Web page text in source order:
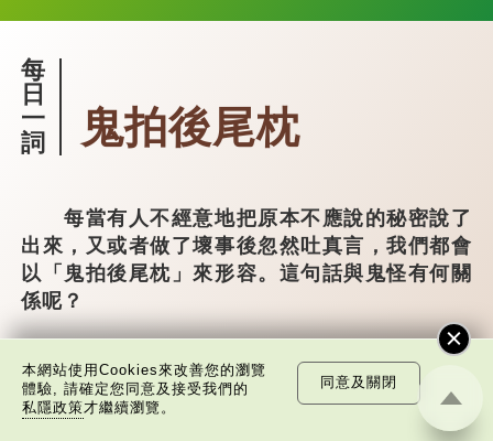
每
日
一
詞
鬼拍後尾枕
每當有人不經意地把原本不應說的秘密說了
出來，又或者做了壞事後忽然吐真言，我們都會
以「鬼拍後尾枕」來形容。這句話與鬼怪有何關
係呢？
從字面上理解，「後尾枕」的本字應為
「䪴」（普通話：zhěn，與「枕」同音）。《說
文解字》：「䪴，項枕也。」意思是頭後部與枕
本網站使用Cookies來改善您的瀏覽
體驗, 請確定您同意及接受我們的
私隱政策才繼續瀏覽。
同意及關閉